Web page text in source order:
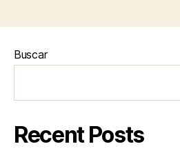
Buscar
Recent Posts